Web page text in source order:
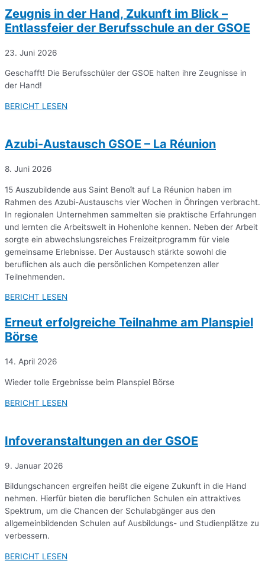
Zeugnis in der Hand, Zukunft im Blick –
Entlassfeier der Berufsschule an der GSOE
23. Juni 2026
Geschafft! Die Berufsschüler der GSOE halten ihre Zeugnisse in
der Hand!
BERICHT LESEN
Azubi-Austausch GSOE – La Réunion
8. Juni 2026
15 Auszubildende aus Saint Benoît auf La Réunion haben im
Rahmen des Azubi-Austauschs vier Wochen in Öhringen verbracht.
In regionalen Unternehmen sammelten sie praktische Erfahrungen
und lernten die Arbeitswelt in Hohenlohe kennen. Neben der Arbeit
sorgte ein abwechslungsreiches Freizeitprogramm für viele
gemeinsame Erlebnisse. Der Austausch stärkte sowohl die
beruflichen als auch die persönlichen Kompetenzen aller
Teilnehmenden.
BERICHT LESEN
Erneut erfolgreiche Teilnahme am Planspiel
Börse
14. April 2026
Wieder tolle Ergebnisse beim Planspiel Börse
BERICHT LESEN
Infoveranstaltungen an der GSOE
9. Januar 2026
Bildungschancen ergreifen heißt die eigene Zukunft in die Hand
nehmen. Hierfür bieten die beruflichen Schulen ein attraktives
Spektrum, um die Chancen der Schulabgänger aus den
allgemeinbildenden Schulen auf Ausbildungs- und Studienplätze zu
verbessern.
BERICHT LESEN